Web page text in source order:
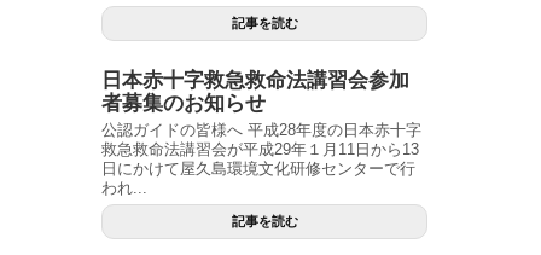
記事を読む
日本赤十字救急救命法講習会参加
者募集のお知らせ
公認ガイドの皆様へ 平成28年度の日本赤十字
救急救命法講習会が平成29年１月11日から13
日にかけて屋久島環境文化研修センターで行
われ...
記事を読む